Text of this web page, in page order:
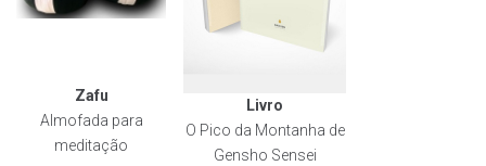
Zafu
Almofada para
meditação
Livro
O Pico da Montanha de
Gensho Sensei